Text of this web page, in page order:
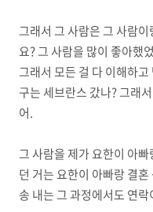
그래서 그 사람은 그 사람
요? 그 사람을 많이 좋아했
그래서 모든 걸 다 이해하
구는 세브란스 갔나? 그래
어.
그 사람을 제가 요한이 아
던 거는 요한이 아빠랑 결
송 내는 그 과정에서도 연